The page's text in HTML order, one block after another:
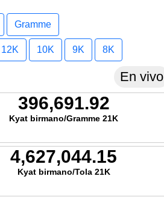
Gramme
12K 10K 9K 8K
En vivo
396,691.92
Kyat birmano/Gramme 21K
4,627,044.15
Kyat birmano/Tola 21K